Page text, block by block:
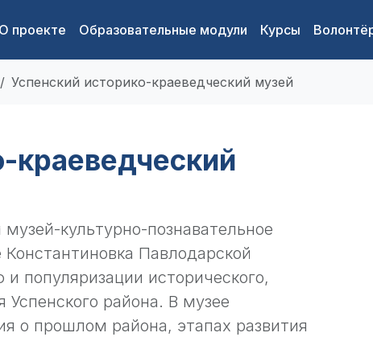
О проекте Образовательные модули Курсы
Успенский историко-краеведческий музей
краеведческий
культурно-познавательное
Павлодарской
популяризации исторического,
Успенского района. В музее
о прошлом района, этапах развития